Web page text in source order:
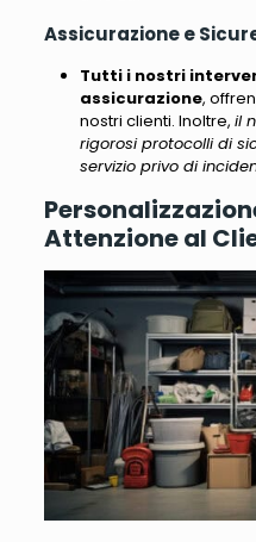
Assicurazione e
Tutti i nostri
assicurazione,
nostri clienti. Inoltre, il
rigorosi protocolli di
servizio privo di
Attenzione al